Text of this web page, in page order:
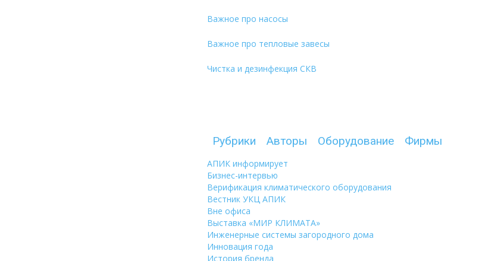
Важное про насосы
Важное про тепловые завесы
Чистка и дезинфекция СКВ
Рубрики Авторы Оборудование Фирмы
АПИК информирует
Бизнес-интервью
Верификация климатического оборудования
Вестник УКЦ АПИК
Вне офиса
Выставка «МИР КЛИМАТА»
Инженерные системы загородного дома
Инновация года
История бренда